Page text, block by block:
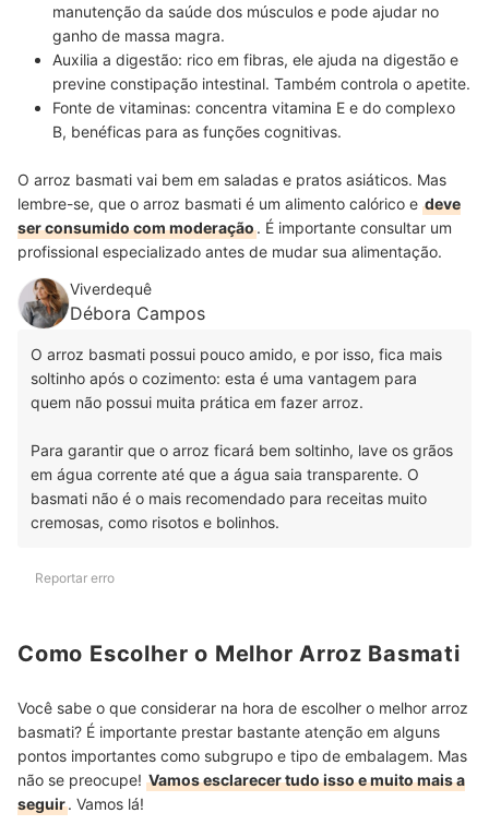
manutenção da saúde dos músculos e pode ajudar no
ganho de massa magra.
Auxilia a digestão: rico em fibras, ele ajuda na digestão e
previne constipação intestinal. Também controla o apetite.
Fonte de vitaminas: concentra vitamina E e do complexo
B, benéficas para as funções cognitivas.
O arroz basmati vai bem em saladas e pratos asiáticos. Mas
lembre-se, que o arroz basmati é um alimento calórico e deve
ser consumido com moderação. É importante consultar um
profissional especializado antes de mudar sua alimentação.
Viverdequê
Débora Campos
O arroz basmati possui pouco amido, e por isso, fica mais
soltinho após o cozimento: esta é uma vantagem para
quem não possui muita prática em fazer arroz.
Para garantir que o arroz ficará bem soltinho, lave os grãos
em água corrente até que a água saia transparente. O
basmati não é o mais recomendado para receitas muito
cremosas, como risotos e bolinhos.
Reportar erro
Como Escolher o Melhor Arroz Basmati
Você sabe o que considerar na hora de escolher o melhor arroz
basmati? É importante prestar bastante atenção em alguns
pontos importantes como subgrupo e tipo de embalagem. Mas
não se preocupe! Vamos esclarecer tudo isso e muito mais a
seguir. Vamos lá!